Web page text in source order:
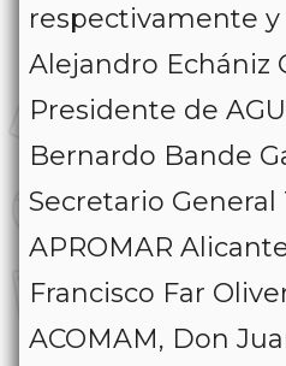
respectivamente y
Alejandro Echániz
Presidente de
Bernardo Bande
Secretario General
APROMAR
Francisco Far
ACOMAM, Don